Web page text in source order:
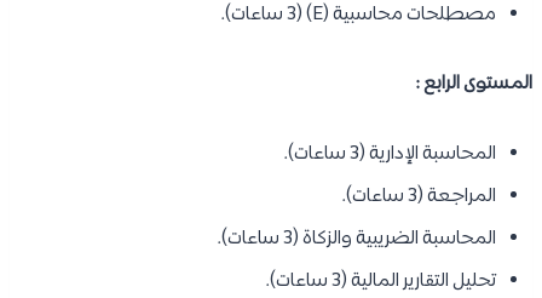
مصطلحات محاسبية (E) (3 ساعات).
المستوى الرابع :
المحاسبة الإدارية (3 ساعات).
المراجعة (3 ساعات).
المحاسبة الضريبية والزكاة (3 ساعات).
تحليل التقارير المالية (3 ساعات).